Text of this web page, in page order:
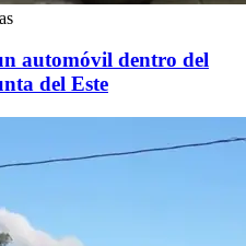
automóvil dentro del
del Este